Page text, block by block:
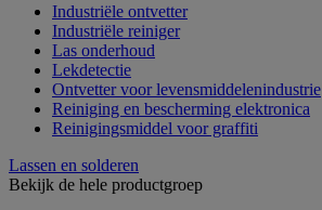
Industriële ontvetter
Industriële reiniger
Las onderhoud
Lekdetectie
Ontvetter voor levensmiddelenindustrie
Reiniging en bescherming elektronica
Reinigingsmiddel voor graffiti
Lassen en solderen
Bekijk de hele productgroep